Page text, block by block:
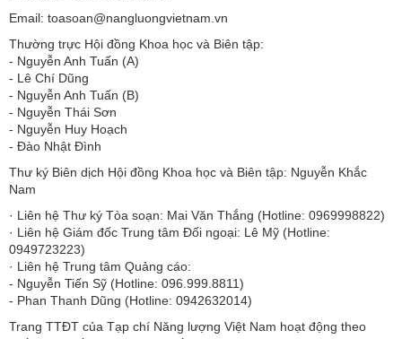
Email: toasoan@nangluongvietnam.vn
Thường trực Hội đồng Khoa học và Biên tập:
​​​​​​- Nguyễn Anh Tuấn (A)
- Lê Chí Dũng
- Nguyễn Anh Tuấn (B)
- Nguyễn Thái Sơn
- Nguyễn Huy Hoạch
- Đào Nhật Đình
Thư ký Biên dịch Hội đồng Khoa học và Biên tập: Nguyễn Khắc
Nam
· Liên hệ Thư ký Tòa soạn: Mai Văn Thắng (Hotline: 0969998822)
· Liên hệ Giám đốc Trung tâm Đối ngoại: Lê Mỹ (Hotline:
0949723223)
· Liên hệ Trung tâm Quảng cáo:
- Nguyễn Tiến Sỹ (Hotline: 096.999.8811)
- Phan Thanh Dũng (Hotline: 0942632014)
Trang TTĐT của Tạp chí Năng lượng Việt Nam hoạt động theo